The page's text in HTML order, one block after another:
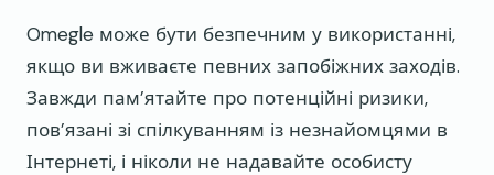
Omegle може бути безпечним у використанні,
якщо ви вживаєте певних запобіжних заходів.
Завжди пам’ятайте про потенційні ризики,
пов’язані зі спілкуванням із незнайомцями в
Інтернеті, і ніколи не надавайте особисту